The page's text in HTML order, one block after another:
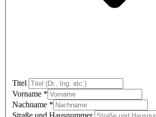
Titel
Vorname *
Nachname *
Straße und Hausnummer